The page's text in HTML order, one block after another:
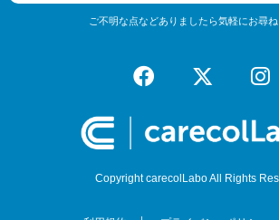
ご不明な点などありましたら気軽にお尋
Copyright carecolLabo All Rights